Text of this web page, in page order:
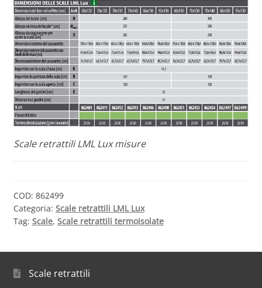
Scale retrattili LML Lux misure
COD: 862499
Categoria: Scale retrattili LML Lux
Tag: Scale, Scale retrattili termoisolate
Scale retrattili